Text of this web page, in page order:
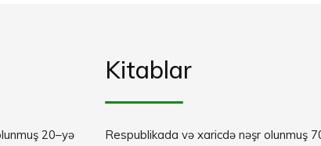
20–yə
Kitablar
Respublikada və xaricdə nəşr olunmuş